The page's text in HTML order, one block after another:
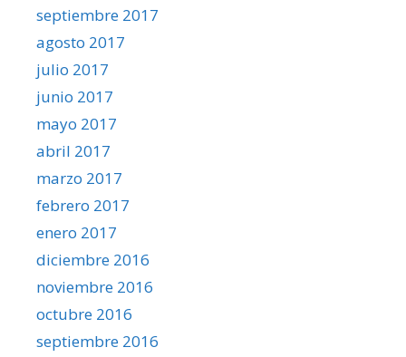
septiembre 2017
agosto 2017
julio 2017
junio 2017
mayo 2017
abril 2017
marzo 2017
febrero 2017
enero 2017
diciembre 2016
noviembre 2016
octubre 2016
septiembre 2016